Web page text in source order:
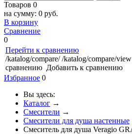
Товаров 0
на сумму: 0 руб.
В корзину
Сравнение
0
Перейти к сравнению
/katalog/compare/ /katalog/compare/view
сравнению Добавить к сравнению
Избранное 0
Вы здесь:
Каталог →
Смесители →
Смесители для душа настенные
Смеситель для душа Veragio